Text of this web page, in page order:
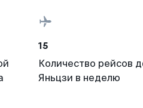
15
Количество рейсов
Яньцзи в неделю